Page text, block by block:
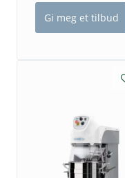
Gi meg et tilbud